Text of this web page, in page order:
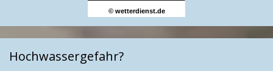
© wetterdienst.de
Hochwassergefahr?